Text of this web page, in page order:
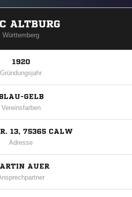
ALTBURG
Württemberg
1920
Gründungsjahr
GELB
Vereinsfarben
13, 75365 CALW
Adresse
AUER